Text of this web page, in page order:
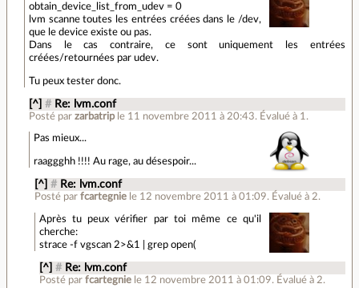
obtain_device_list_from_udev = 0
lvm scanne toutes les entrées créées dans le /dev,
que le device existe ou pas.
Dans le cas contraire, ce sont uniquement les entrées
créées/retournées par udev.
Tu peux tester donc.
[^] # Re: lvm.conf
Posté parzarbatrip le 11 novembre 2011 à 20:43. Évalué à 1 .
Pas mieux...
raaggghh !!!! Au rage, au désespoir...
[^] # Re: lvm.conf
Posté par fcartegnie le 12 novembre 2011 à 01:09. Évalué à 2.
Après tu peux vérifier par toi même ce qu'il
cherche:
strace -f vgscan 2>&1 | grep open(
[^] # Re: lvm.conf
Posté par fcartegnie le 12 novembre 2011 à 01:09. Évalué à 2.